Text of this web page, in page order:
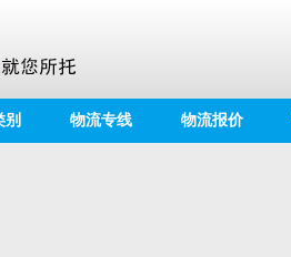
别 物流专线 物流报价